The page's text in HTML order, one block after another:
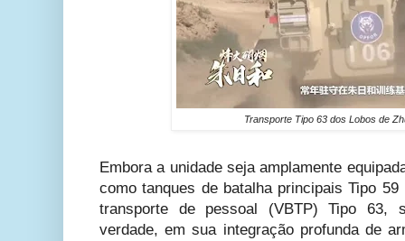
Transporte Tipo 63 dos Lobos de
Embora a unidade seja amplamente
como tanques de batalha principais Tipo
transporte de pessoal (VBTP) Tipo 63,
verdade, em sua integração profunda de